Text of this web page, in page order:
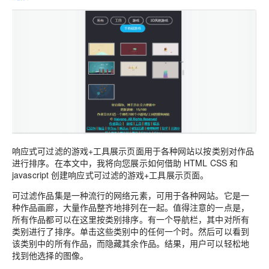
响应式可过滤的游戏+工具展示页面用于各种网站以按类别对作品
进行排序。在本文中，我将向您展示如何借助 HTML CSS 和
javascript 创建响应式可过滤的游戏+工具展示页面。
可过滤作品集是一种流行的网络元素，可用于各种网站。它是一
种作品画廊，大量作品整齐地排列在一起。值得注意的一点是，
所有作品都可以在这里按类别排序。有一个导航栏，其中对所有
类别进行了排序。单击这些类别中的任何一个时。然后可以看到
该类别中的所有作品，而隐藏其余作品。结果，用户可以轻松地
找到他选择的图像。